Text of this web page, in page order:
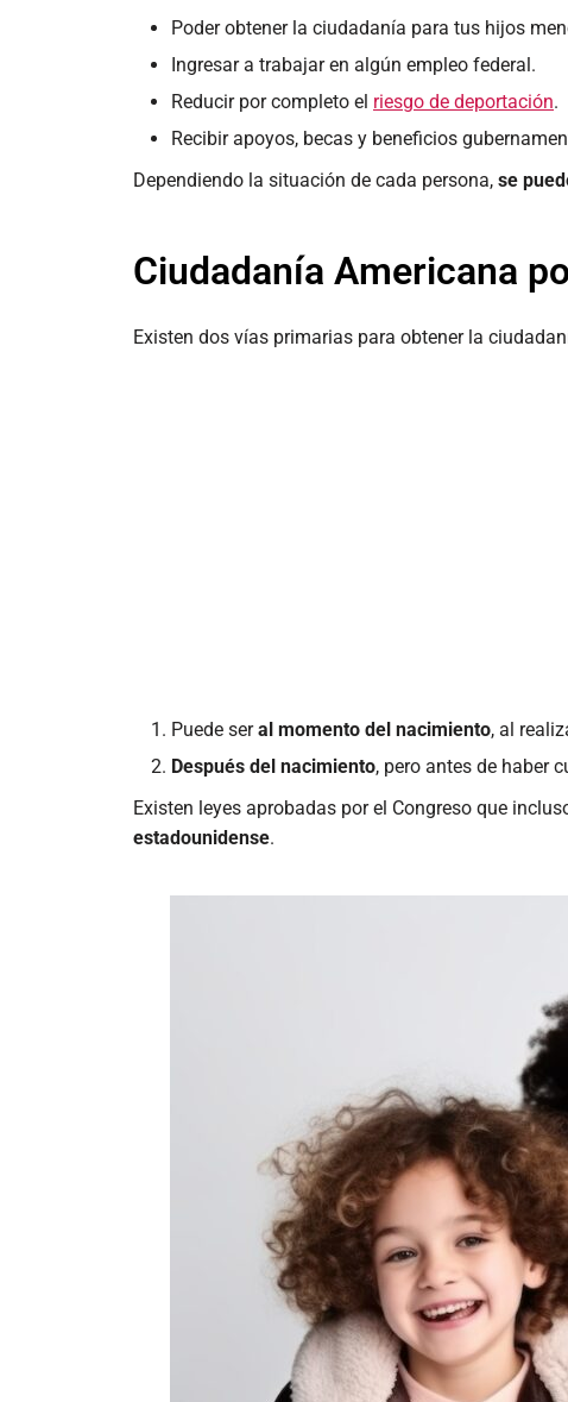
Poder obtener la ciudadanía para tus hijos
Ingresar a trabajar en algún empleo federal.
Reducir por completo el riesgo de deportación.
Recibir apoyos, becas y beneficios
Dependiendo la situación de cada persona, se
Ciudadanía Americana
Existen dos vías primarias para obtener la
Puede seral momento del nacimiento, al
Después del nacimiento, pero antes de haber
Existen leyes aprobadas por el Congreso que
estadounidense.